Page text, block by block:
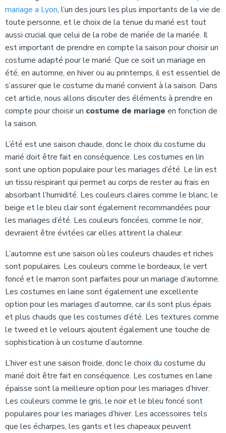
mariage a Lyon, l’un des jours les plus importants de la vie de
toute personne, et le choix de la tenue du marié est tout
aussi crucial que celui de la robe de mariée de la mariée. Il
est important de prendre en compte la saison pour choisir un
costume adapté pour le marié. Que ce soit un mariage en
été, en automne, en hiver ou au printemps, il est essentiel de
s’assurer que le costume du marié convient à la saison. Dans
cet article, nous allons discuter des éléments à prendre en
compte pour choisir un costume de mariage en fonction de
la saison.
L’été est une saison chaude, donc le choix du costume du
marié doit être fait en conséquence. Les costumes en lin
sont une option populaire pour les mariages d’été. Le lin est
un tissu respirant qui permet au corps de rester au frais en
absorbant l’humidité. Les couleurs claires comme le blanc, le
beige et le bleu clair sont également recommandées pour
les mariages d’été. Les couleurs foncées, comme le noir,
devraient être évitées car elles attirent la chaleur.
L’automne est une saison où les couleurs chaudes et riches
sont populaires. Les couleurs comme le bordeaux, le vert
foncé et le marron sont parfaites pour un mariage d’automne.
Les costumes en laine sont également une excellente
option pour les mariages d’automne, car ils sont plus épais
et plus chauds que les costumes d’été. Les textures comme
le tweed et le velours ajoutent également une touche de
sophistication à un costume d’automne.
L’hiver est une saison froide, donc le choix du costume du
marié doit être fait en conséquence. Les costumes en laine
épaisse sont la meilleure option pour les mariages d’hiver.
Les couleurs comme le gris, le noir et le bleu foncé sont
populaires pour les mariages d’hiver. Les accessoires tels
que les écharpes, les gants et les chapeaux peuvent